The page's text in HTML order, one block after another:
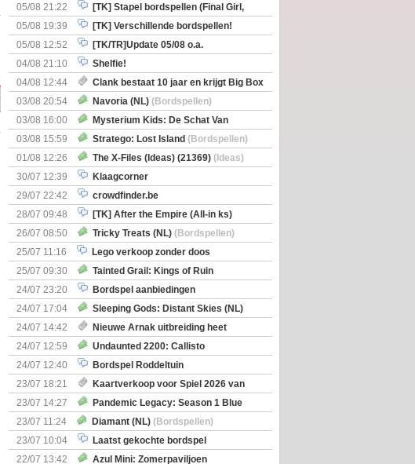
05/08 21:22
[TK] Stapel bordspellen (Final Girl,
Nemesis Retaliation, Zombicide Invader)
05/08 19:39
[TK] Verschillende bordspellen!
05/08 12:52
[TK/TR]Update 05/08 o.a.
Prijsverlagingen, Imperium Horizons, 20 Strong
04/08 21:10
Shelfie!
04/08 12:44
Clank bestaat 10 jaar en krijgt Big Box
+ nieuwe uitbreiding
03/08 20:54 Navoria (NL) (Bordspellen)
03/08 16:00
Mysterium Kids: De Schat Van
Kapitein Boe
(Bordspellen)
03/08 15:59 Stratego: Lost Island (Bordspellen)
01/08 12:26
The X-Files (Ideas) (21369) (Ideas)
30/07 12:39
Klaagcorner
29/07 22:42
crowdfinder.be
28/07 09:48
[TK] After the Empire (All-in ks)
26/07 08:50
Tricky Treats (NL) (Bordspellen)
25/07 11:16
Lego verkoop zonder doos
25/07 09:30
Tainted Grail: Kings of Ruin
Uitbreiding: Wyrd Encounters(Bordspellen)
24/07 23:20
Bordspel aanbiedingen
24/07 17:04
Sleeping Gods: Distant Skies (NL)
(Bordspellen)
24/07 14:42
Nieuwe Arnak uitbreiding heet
Surprise Shipments
24/07 12:59
Undaunted 2200: Callisto
(Bordspellen)
24/07 12:40
Bordspel Roddeltuin
23/07 18:21
Kaartverkoop voor Spiel 2026 van
start
23/07 14:27
Pandemic Legacy: Season 1 Blue
(Bordspellen)
23/07 11:24 Diamant (NL) (Bordspellen)
23/07 10:04
Laatst gekochte bordspel
22/07 13:42
Azul Mini: Zomerpaviljoen